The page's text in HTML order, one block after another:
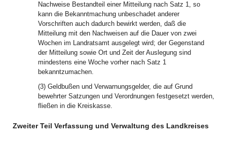
Nachweise Bestandteil einer Mitteilung nach Satz 1, so
kann die Bekanntmachung unbeschadet anderer
Vorschriften auch dadurch bewirkt werden, daß die
Mitteilung mit den Nachweisen auf die Dauer von zwei
Wochen im Landratsamt ausgelegt wird; der Gegenstand
der Mitteilung sowie Ort und Zeit der Auslegung sind
mindestens eine Woche vorher nach Satz 1
bekanntzumachen.
(3) Geldbußen und Verwarnungsgelder, die auf Grund
bewehrter Satzungen und Verordnungen festgesetzt werden,
fließen in die Kreiskasse.
Zweiter Teil Verfassung und Verwaltung des Landkreises